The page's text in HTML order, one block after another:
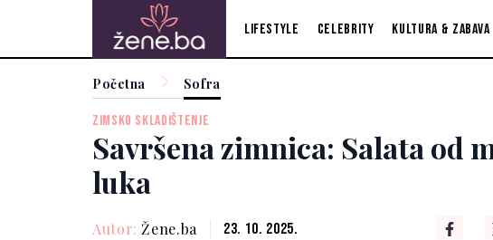
Lifestyle Celebrity Kultura & zabava
Početna Sofra
ZIMSKO SKLADIŠTENJE
Savršena zimnica: Salata od
luka
Autor: Žene.ba 23. 10. 2025.